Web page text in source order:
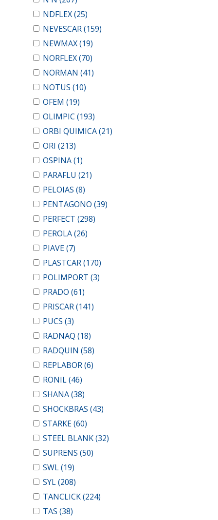
NDFLEX(25)
NEVESCAR(159)
NEWMAX(19)
NORFLEX(70)
NORMAN (41)
NOTUS (10)
OFEM (19)
OLIMPIC (193)
ORBI QUIMICA(21)
ORI (213)
OSPINA(1)
PARAFLU (21)
PELOIAS (8)
PENTAGONO (39)
PERFECT (298)
PEROLA(26)
PIAVE(7)
PLASTCAR(170)
POLIMPORT (3)
PRADO (61)
PRISCAR(141)
PUCS (3)
RADNAQ (18)
RADQUIN (58)
REPLABOR(6)
RONIL(46)
SHANA(38)
SHOCKBRAS (43)
STARKE(60)
STEEL BLANK(32)
SUPRENS (50)
SWL(19)
SYL(208)
TANCLICK(224)
TAS (38)